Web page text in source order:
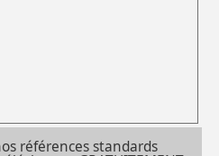
références standards